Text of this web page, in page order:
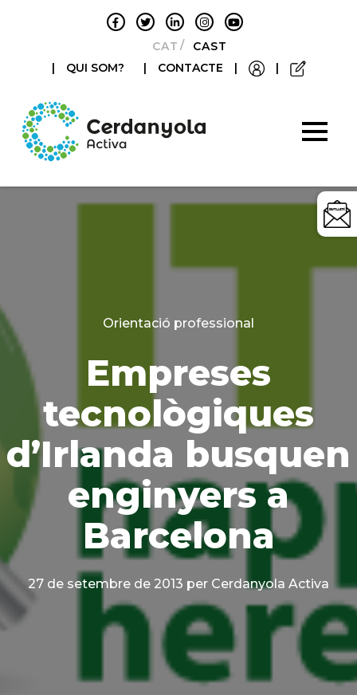
CATALÀCASTELLANO
|
QUI SOM? | CONTACTE | |
Categories
Orientació professional
Empreses
tecnològiques
d’Irlanda busquen
enginyers a
Barcelona
27 de setembre de 2013 per Cerdanyola Activa